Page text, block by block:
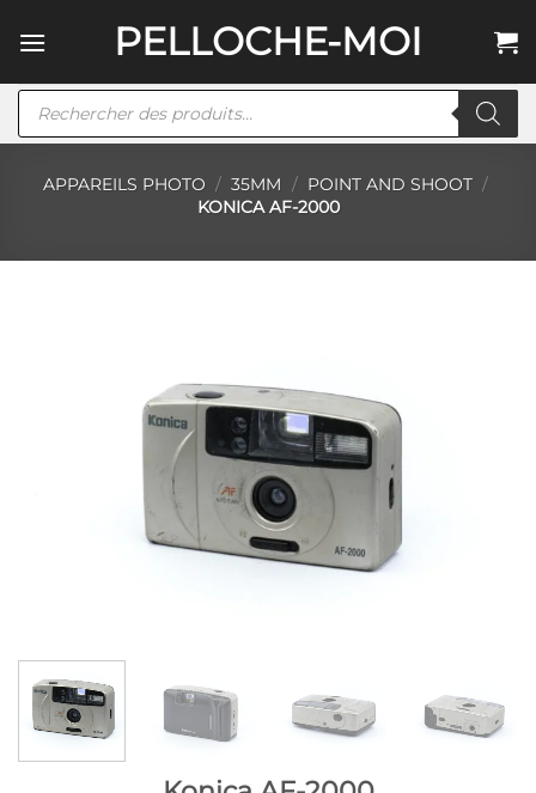
au
PELLOCHE-MOI
Recherche
APPAREILS PHOTO / 35MM / POINT AND SHOOT /
KONICA AF-2000